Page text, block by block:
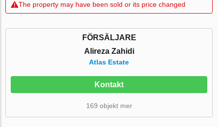
The property may have been sold or its price changed
FÖRSÄLJARE
Alireza Zahidi
Atlas Estate
Kontakt
169 objekt mer